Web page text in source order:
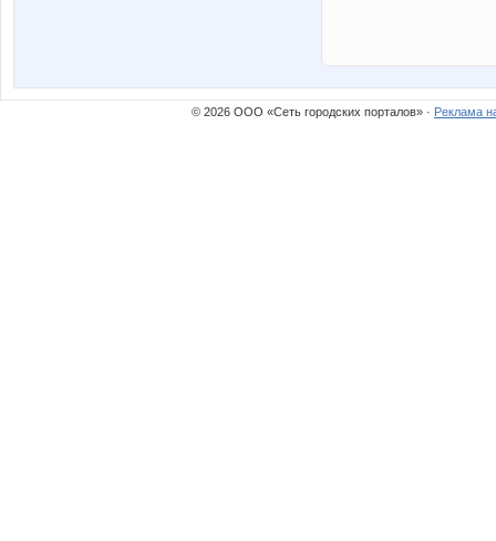
© 2026 ООО «Сеть городских порталов» · Реклама